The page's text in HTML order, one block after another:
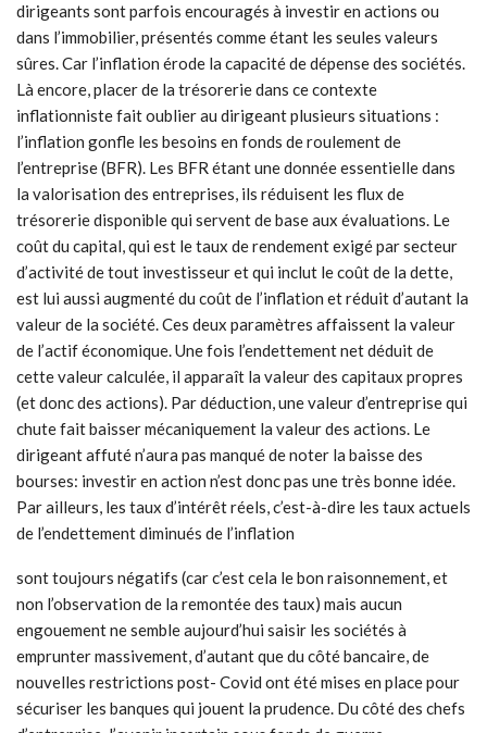
dirigeants sont parfois encouragés à investir en actions ou
dans l’immobilier, présentés comme étant les seules valeurs
sûres. Car l’inflation érode la capacité de dépense des sociétés.
Là encore, placer de la trésorerie dans ce contexte
inflationniste fait oublier au dirigeant plusieurs situations :
l’inflation gonfle les besoins en fonds de roulement de
l’entreprise (BFR). Les BFR étant une donnée essentielle dans
la valorisation des entreprises, ils réduisent les flux de
trésorerie disponible qui servent de base aux évaluations. Le
coût du capital, qui est le taux de rendement exigé par secteur
d’activité de tout investisseur et qui inclut le coût de la dette,
est lui aussi augmenté du coût de l’inflation et réduit d’autant la
valeur de la société. Ces deux paramètres affaissent la valeur
de l’actif économique. Une fois l’endettement net déduit de
cette valeur calculée, il apparaît la valeur des capitaux propres
(et donc des actions). Par déduction, une valeur d’entreprise qui
chute fait baisser mécaniquement la valeur des actions. Le
dirigeant affuté n’aura pas manqué de noter la baisse des
bourses: investir en action n’est donc pas une très bonne idée.
Par ailleurs, les taux d’intérêt réels, c’est-à-dire les taux actuels
de l’endettement diminués de l’inflation
sont toujours négatifs (car c’est cela le bon raisonnement, et
non l’observation de la remontée des taux) mais aucun
engouement ne semble aujourd’hui saisir les sociétés à
emprunter massivement, d’autant que du côté bancaire, de
nouvelles restrictions post- Covid ont été mises en place pour
sécuriser les banques qui jouent la prudence. Du côté des chefs